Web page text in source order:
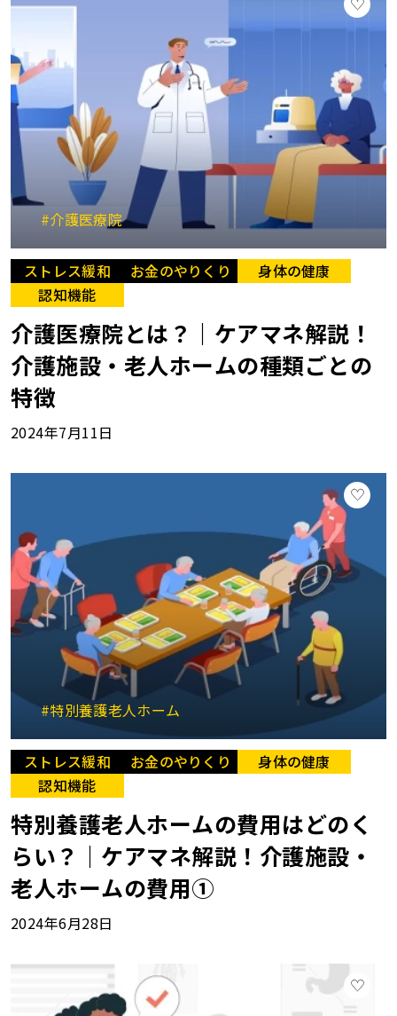
#介護医療院
ストレス緩和 お金のやりくり
身体の健康
認知機能
介護医療院とは？｜ケアマネ解説！
介護施設・老人ホームの種類ごとの
特徴
2024年7月11日
#特別養護老人ホーム
ストレス緩和 お金のやりくり
身体の健康
認知機能
特別養護老人ホームの費用はどのく
らい？｜ケアマネ解説！介護施設・
老人ホームの費用①
2024年6月28日